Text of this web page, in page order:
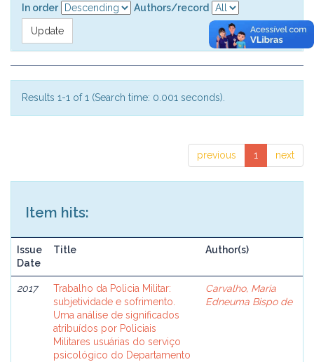
In order
Authors/record
Results 1-1 of 1 (Search time: 0.001 seconds).
previous 1 next
Item hits:
Issue
Date
Title Author(s)
2017
Trabalho da Policia Militar:
subjetividade e sofrimento.
Uma análise de significados
atribuídos por Policiais
Militares usuárias do serviço
psicológico do Departamento
Carvalho, Maria
Edneuma Bispo de